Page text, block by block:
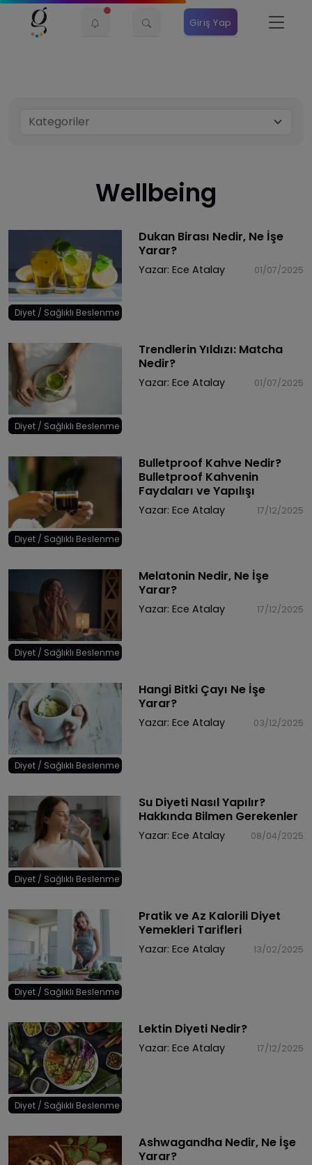
Giriş Yap
Wellbeing
Diyet / Sağlıklı Beslenme
Dukan Birası Nedir, Ne İşe
Yarar?
Yazar: Ece Atalay 01/07/2025
Diyet / Sağlıklı Beslenme
Trendlerin Yıldızı: Matcha
Nedir?
Yazar: Ece Atalay 01/07/2025
Diyet / Sağlıklı Beslenme
Bulletproof Kahve Nedir?
Bulletproof Kahvenin
Faydaları ve Yapılışı
Yazar: Ece Atalay 17/12/2025
Diyet / Sağlıklı Beslenme
Melatonin Nedir, Ne İşe
Yarar?
Yazar: Ece Atalay 17/12/2025
Diyet / Sağlıklı Beslenme
Hangi Bitki Çayı Ne İşe
Yarar?
Yazar: Ece Atalay 03/12/2025
Diyet / Sağlıklı Beslenme
Su Diyeti Nasıl Yapılır?
Hakkında Bilmen Gerekenler
Yazar: Ece Atalay 08/04/2025
Diyet / Sağlıklı Beslenme
Pratik ve Az Kalorili Diyet
Yemekleri Tarifleri
Yazar: Ece Atalay 13/02/2025
Diyet / Sağlıklı Beslenme
Lektin Diyeti Nedir?
Yazar: Ece Atalay 17/12/2025
Ashwagandha Nedir, Ne İşe
Yarar?